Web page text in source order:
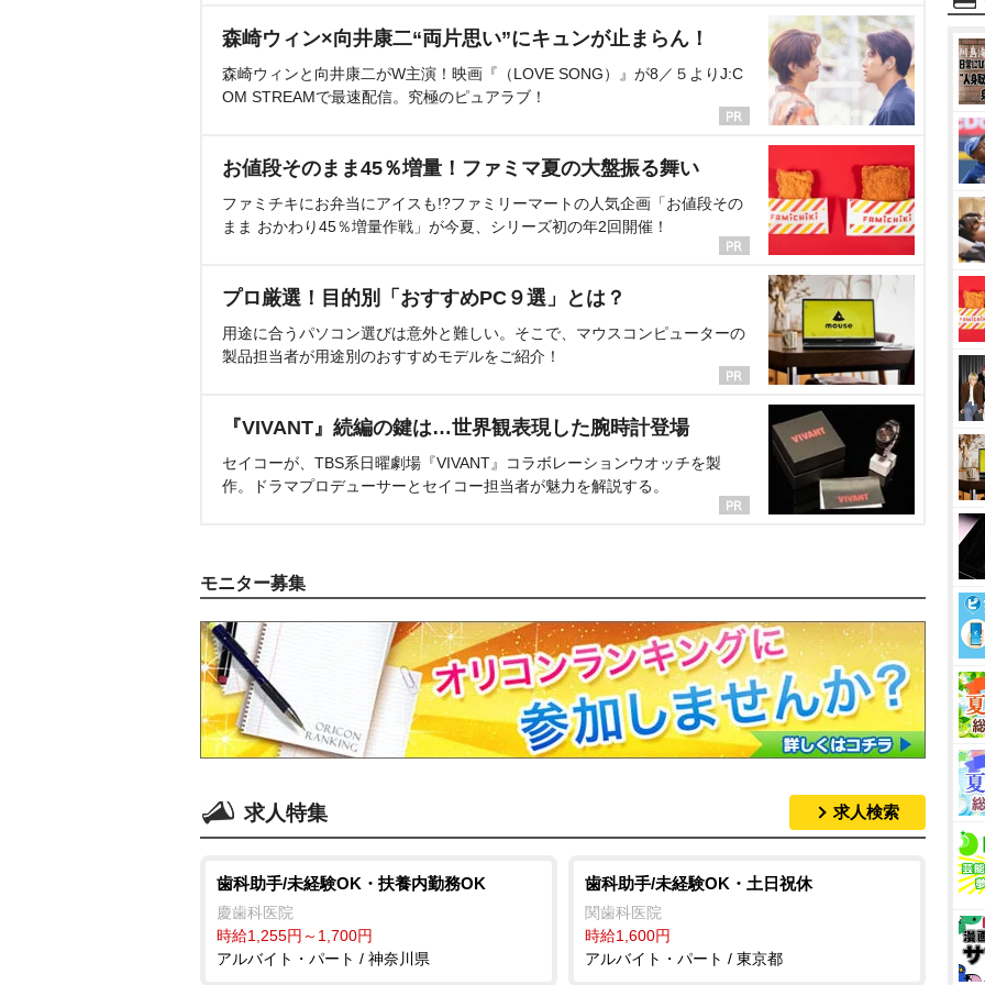
森崎ウィン×向井康二“両片思い”にキュンが止まらん！
森崎ウィンと向井康二がW主演！映画『（LOVE SONG）』が8／５よりJ:C
OM STREAMで最速配信。究極のピュアラブ！
お値段そのまま45％増量！ファミマ夏の大盤振る舞い
ファミチキにお弁当にアイスも!?ファミリーマートの人気企画「お値段その
まま おかわり45％増量作戦」が今夏、シリーズ初の年2回開催！
プロ厳選！目的別「おすすめPC９選」とは？
用途に合うパソコン選びは意外と難しい。そこで、マウスコンピューターの
製品担当者が用途別のおすすめモデルをご紹介！
『VIVANT』続編の鍵は…世界観表現した腕時計登場
セイコーが、TBS系日曜劇場『VIVANT』コラボレーションウオッチを製
作。ドラマプロデューサーとセイコー担当者が魅力を解説する。
モニター募集
求人特集 求人検索
歯科助手/未経験OK・扶養内勤務OK
慶歯科医院
時給1,255円～1,700円
アルバイト・パート / 神奈川県
歯科助手/未経験OK・土日祝休
関歯科医院
時給1,600円
アルバイト・パート / 東京都